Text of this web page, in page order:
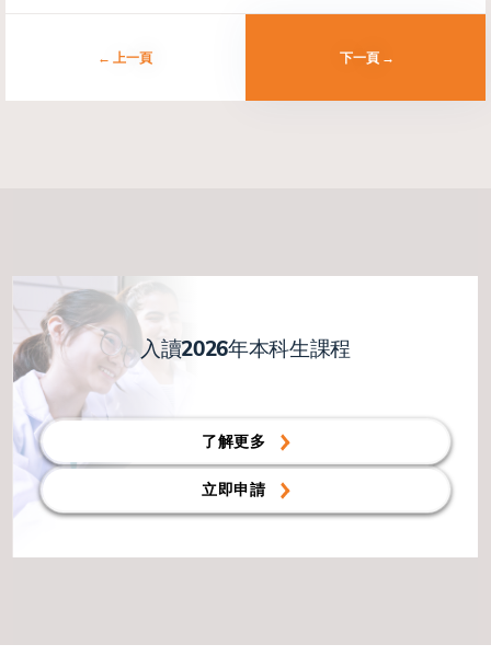
上一頁 下一頁
入讀2026年本科生課程
了解更多
立即申請